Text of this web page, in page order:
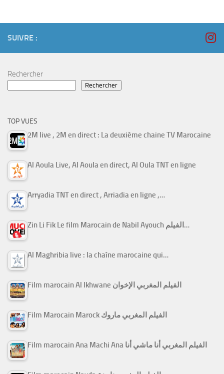
SUIVRE :
Rechercher
Rechercher
TOP VUES
2M live , 2M en direct : La deuxième chaine TV Marocaine
Al Aoula Live, Al Aoula en direct, Al Oula TNT en ligne
Arryadia TNT en direct , Arriadia en ligne ,…
Zin Li Fik Le film Marocain de Nabil Ayouch الفيلم…
Al Maghribia live : la chaîne marocaine qui…
Film marocain Al Ikhwane الفيلم المغربي الإخوان
Film Marocain Marock الفيلم المغربي ماروك
Film marocain Ana Machi Ana الفيلم المغربي أنا ماشي أنا